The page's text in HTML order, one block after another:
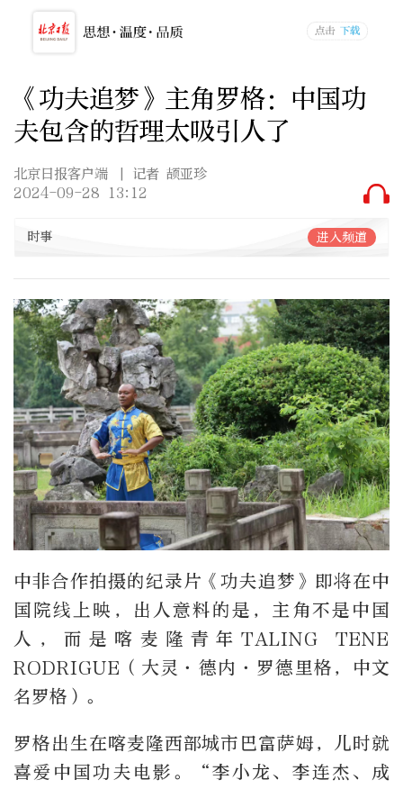
《功夫追梦》主角罗格：中国功
夫包含的哲理太吸引人了
北京日报客户端
| 记者 颉亚珍
2024-09-28 13:12
时事 进入频道
中非合作拍摄的纪录片《功夫追梦》即将在中
国院线上映，出人意料的是，主角不是中国
人，而是喀麦隆青年TALING TENE
RODRIGUE（大灵·德内·罗德里格，中文
名罗格）。
罗格出生在喀麦隆西部城市巴富萨姆，儿时就
喜爱中国功夫电影。“李小龙、李连杰、成